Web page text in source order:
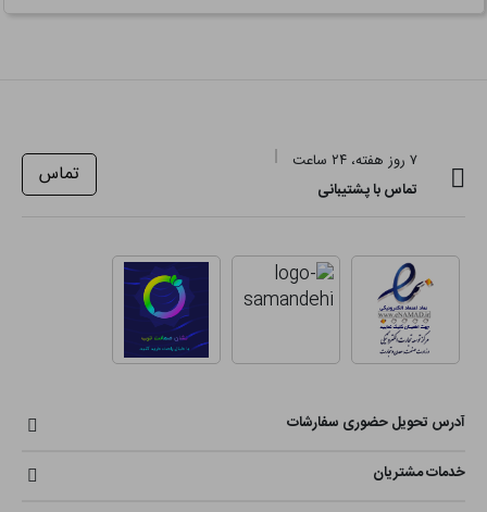
۷ روز هفته، ۲۴ ساعت
تماس با پشتیبانی
تماس
آدرس تحویل حضوری سفارشات
خدمات مشتریان